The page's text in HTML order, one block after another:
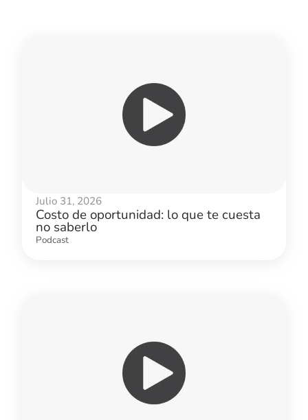
Julio 31, 2026
Costo de oportunidad: lo que te cuesta
no saberlo
Podcast